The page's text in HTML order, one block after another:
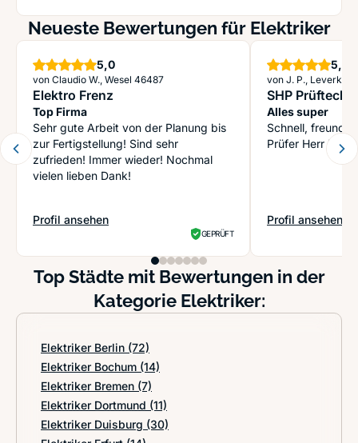
Neueste Bewertungen für Elektriker
5,0Sterne
von Claudio W., Wesel 46487
Elektro Frenz
Top Firma
Sehr gute Arbeit von der Planung bis
zur Fertigstellung! Sind sehr
zufrieden! Immer wieder! Nochmal
vielen lieben Dank!
Profil ansehen
: Elektro Frenz
GEPRÜFT
5,0
von J. P.,
SHP
Alles super
Schnell,
Prüfer Herr
Profil ansehen
: SHP
Top Städte mit Bewertungen in der
Kategorie Elektriker:
Elektriker Berlin (72)
Elektriker Bochum (14)
Elektriker Bremen (7)
Elektriker Dortmund (11)
Elektriker Duisburg (30)